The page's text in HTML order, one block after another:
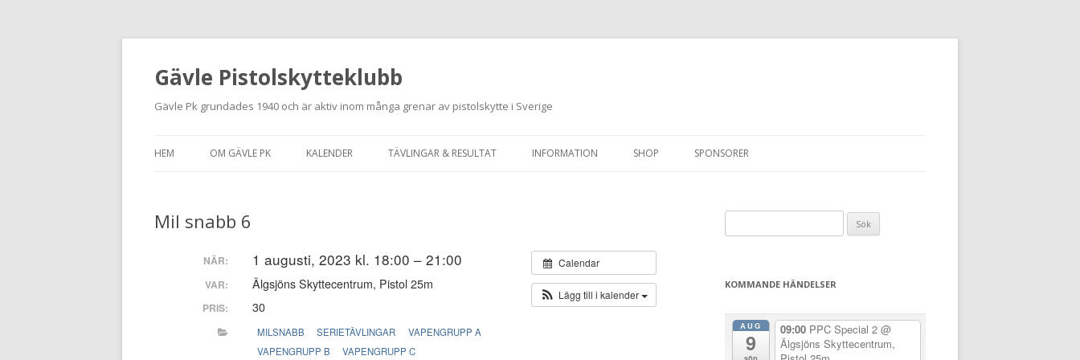
Gävle Pistolskytteklubb
Gävle Pk grundades 1940 och är aktiv inom många grenar av pistolskytte i Sverige
till
HEM OM GÄVLE PK
NYBÖRJARE
MEDLEMSANSÖKAN
KONTAKT
KALENDER TÄVLINGAR & RESULTAT INFORMATION
RUTINER FÖR SKJUTLEDARE
FÄLTSKYTTE
SHOP SPONSORER
Mil snabb 6
Calendar
Lägg till i kalender
NÄR: 1 augusti, 2023 kl. 18:00 – 21:00
VAR: Älgsjöns Skyttecentrum, Pistol 25m
PRIS: 30
MILSNABB SERIETÄVLINGAR
VAPENGRUPP A
VAPENGRUPP B
VAPENGRUPP C
efter:
KOMMANDE HÄNDELSER
AUG
9
09:00 PPC Special 2 @
Älgsjöns Skyttecentrum,